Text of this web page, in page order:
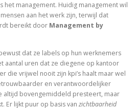
management. Huidig management wil
aan het werk zijn, terwijl dat
bereikt door Management by
dat ze labels op hun werknemers
aantal uren dat ze diegene op kantoor
die vrijwel nooit zijn kpi’s haalt maar wel
en verantwoordelijker
altijd bovengemiddeld presteert, maar
Er lijkt puur op basis van zichtbaarheid